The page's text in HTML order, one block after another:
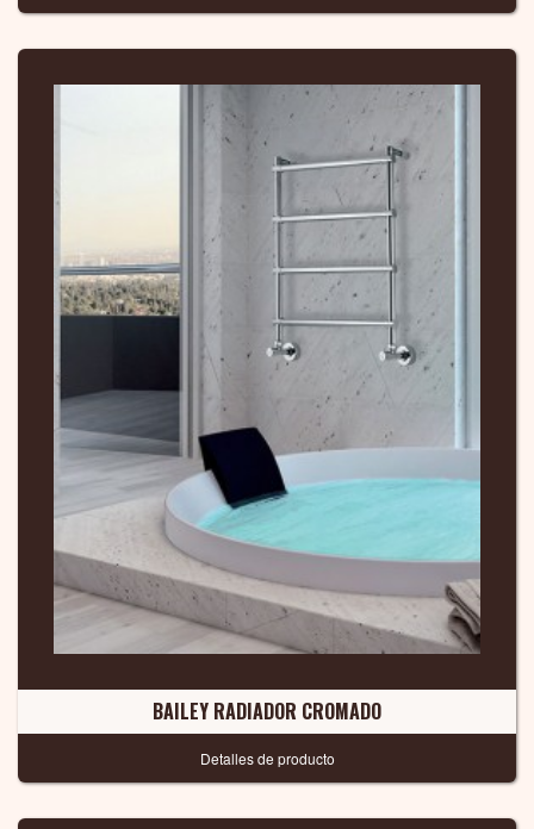
BAILEY RADIADOR CROMADO
Detalles de producto